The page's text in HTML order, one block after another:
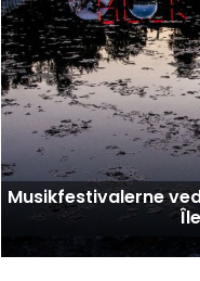
Musikfestivalerne